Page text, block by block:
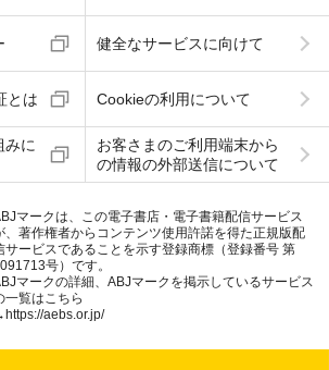
健全なサービスに向けて
とは Cookieの利用について
みに
お客さまのご利用端末から
の情報の外部送信について
マークは、この電子書店・電子書籍配信サービス
、著作権者からコンテンツ使用許諾を得た正規版配
サービスであることを示す登録商標（登録番号 第
号）です。
マークの詳細、ABJマークを掲示しているサービス
一覧はこちら
https://aebs.or.jp/